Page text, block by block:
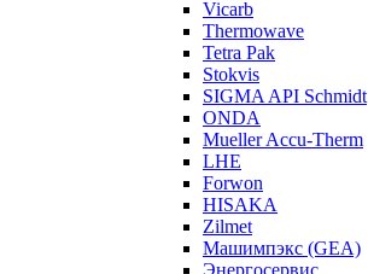
Vicarb
Thermowave
Tetra Pak
Stokvis
SIGMA API Schmidt
ONDA
Mueller Accu-Therm
LHE
Forwon
HISAKA
Zilmet
Машимпэкс (GEA)
Энергосервис